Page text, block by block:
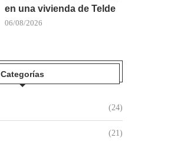
en una vivienda de Telde
06/08/2026
Categorías
(24)
(21)